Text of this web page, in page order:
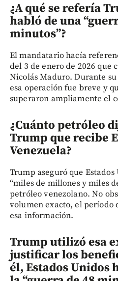
¿A qué se refería
habló de una
minutos”?
El mandatario hacía
del 3 de enero de 2026 que
Nicolás Maduro. Durante
esa operación fue breve y
superaron ampliamente el
¿Cuánto petróleo
Trump que recibe
Venezuela?
Trump aseguró que
“miles de millones y miles
petróleo venezolano. No
volumen exacto, el período
esa información.
Trump utilizó esa
justificar los
él, Estados Unidos